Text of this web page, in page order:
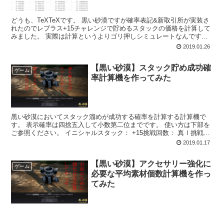
どうも、TeXTeXです。 黒い砂漠ですが確率表記&新取引所が実装さ
れたのでレブラス+15チャレンジで貯めるスタックの価格を計算して
みました。 実際は計算というよりゴリ押しシミュレートなんですが
2019.01.26
ゲーム
【黒い砂漠】スタック貯め成功確
率計算機を作ってみた
黒い砂漠においてスタック溜めが成功する確率を計算する計算機で
す。 表示確率は四捨五入して小数第二位までです。 使い方は下部を
ご参照ください。 イニシャルスタック： +15挑戦回数： 真Ⅰ挑戦回
2019.01.17
ゲーム
【黒い砂漠】アクセサリー強化に
必要な平均素材個数計算機を作っ
てみた